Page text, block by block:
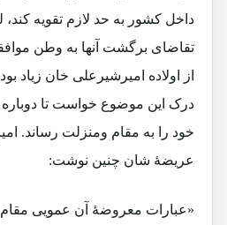
داخل کشور به حد لازم تقویه
تقاضای برگشت آنها به وطن
از اولاده امیرشیرعلی خان زیاد
درک این موضوع خواست تا دوباره
خود را به مقام ومنزلت رساند.
عریضۀ شان چنین نوشت:
«عبارات معروضۀ آن عمویی مقام